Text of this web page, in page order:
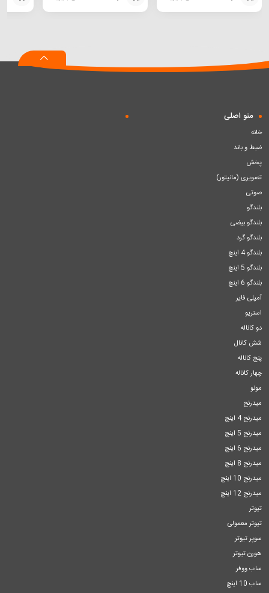
افزودن
افزودن
افزودن
سبد
منو اصلی
خانه
ضبط و باند
پخش
تصویری (مانیتور)
صوتی
بلندگو
بلندگو بیضی
بلندگو گرد
بلندگو 4 اینچ
بلندگو 5 اینچ
بلندگو 6 اینچ
آمپلی فایر
استریو
دو کاناله
شش کانال
پنج کاناله
چهار کاناله
مونو
میدرنج
میدرنج 4 اینچ
میدرنج 5 اینچ
میدرنج 6 اینچ
میدرنج 8 اینچ
میدرنج 10 اینچ
میدرنج 12 اینچ
تیوتر
تیوتر معمولی
سوپر تیوتر
هورن تیوتر
ساب ووفر
ساب 10 اینچ